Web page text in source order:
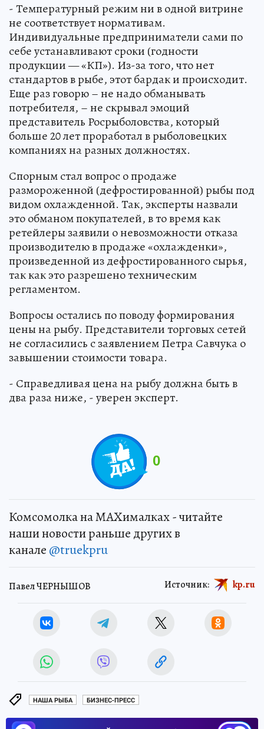
- Температурный режим ни в одной витрине
не соответствует нормативам.
Индивидуальные предприниматели сами по
себе устанавливают сроки (годности
продукции — «КП»). Из-за того, что нет
стандартов в рыбе, этот бардак и происходит.
Еще раз говорю – не надо обманывать
потребителя, – не скрывал эмоций
представитель Росрыболовства, который
больше 20 лет проработал в рыболовецких
компаниях на разных должностях.
Спорным стал вопрос о продаже
размороженной (дефростированной) рыбы под
видом охлажденной. Так, эксперты назвали
это обманом покупателей, в то время как
ретейлеры заявили о невозможности отказа
производителю в продаже «охлажденки»,
произведенной из дефростированного сырья,
так как это разрешено техническим
регламентом.
Вопросы остались по поводу формирования
цены на рыбу. Представители торговых сетей
не согласились с заявлением Петра Савчука о
завышении стоимости товара.
- Справедливая цена на рыбу должна быть в
два раза ниже, - уверен эксперт.
0
Комсомолка на MAXималках - читайте
наши новости раньше других в
канале @truekpru
Павел ЧЕРНЫШОВ Источник: kp.ru
НАША РЫБА БИЗНЕС-ПРЕСС